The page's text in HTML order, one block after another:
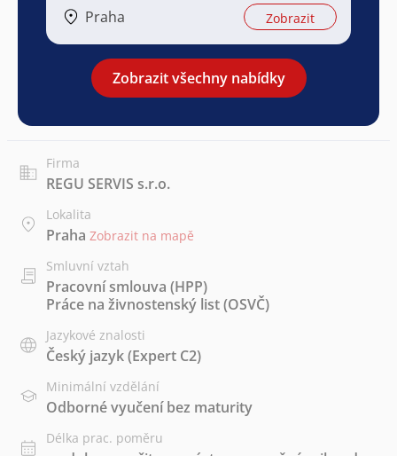
Praha Zobrazit
Zobrazit všechny nabídky
Firma
REGU SERVIS s.r.o.
Lokalita
Praha Zobrazit na mapě
Smluvní vztah
Pracovní smlouva (HPP)
Práce na živnostenský list (OSVČ)
Jazykové znalosti
Český jazyk(Expert C2)
Minimální vzdělání
Odborné vyučení bez maturity
Délka prac. poměru